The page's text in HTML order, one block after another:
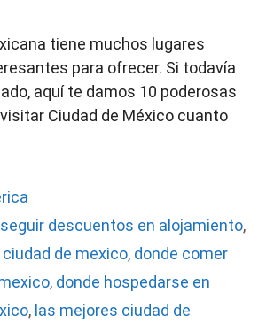
tiene muchos lugares
para ofrecer. Si todavía
aquí te damos 10 poderosas
Ciudad de México cuanto
descuentos en alojamiento,
de mexico, donde comer
, donde hospedarse en
, las mejores ciudad de